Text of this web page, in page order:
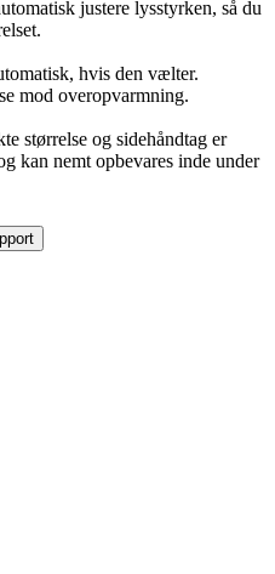
justere lysstyrken, så du
hvis den vælter.
mod overopvarmning.
størrelse og sidehåndtag er
kan nemt opbevares inde under